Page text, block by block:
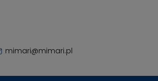
mimari@mimari.pl